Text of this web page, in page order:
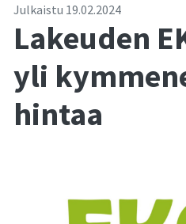
Julkaistu 19.02.2024
Lakeuden
yli
hintaa